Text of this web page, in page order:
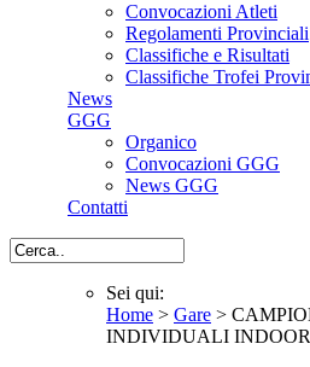
Convocazioni Atleti
Regolamenti Provinciali
Classifiche e Risultati
Classifiche Trofei
News
GGG
Organico
Convocazioni GGG
News GGG
Contatti
Cerca
Sei qui
Sei qui:
Home > Gare >
INDIVIDUALI